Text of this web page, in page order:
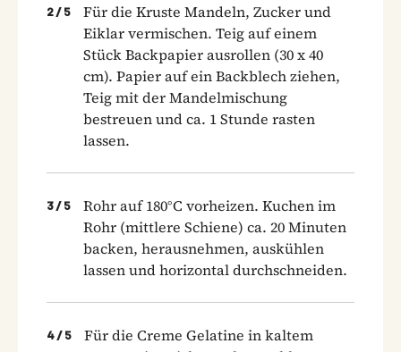
2 / 5
Für die Kruste Mandeln, Zucker und
Eiklar vermischen. Teig auf einem
Stück Backpapier ausrollen (30 x 40
cm). Papier auf ein Backblech ziehen,
Teig mit der Mandelmischung
bestreuen und ca. 1 Stunde rasten
lassen.
3 / 5
Rohr auf 180°C vorheizen. Kuchen im
Rohr (mittlere Schiene) ca. 20 Minuten
backen, herausnehmen, auskühlen
lassen und horizontal durchschneiden.
4 / 5
Für die Creme Gelatine in kaltem